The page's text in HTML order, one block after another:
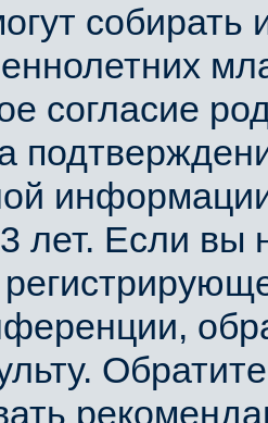
согласие
лет. Если вы